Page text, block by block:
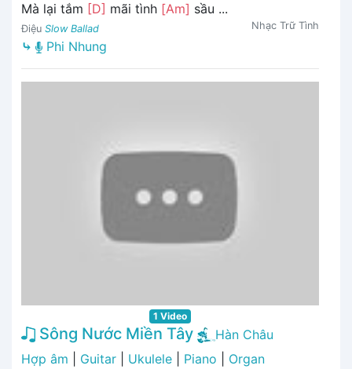
Mà lại tắm [D] mãi tình [Am] sầu ...
Điệu Slow Ballad Nhạc Trữ Tình
⤷ Phi Nhung
1 Video
Sông Nước Miền Tây
Hàn Châu
Hợp âm
Guitar Ukulele Piano
Organ